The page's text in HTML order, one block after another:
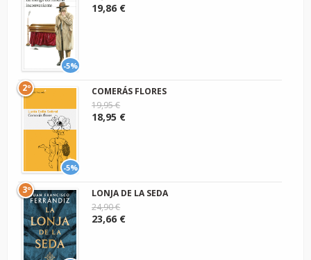
-5%
19,86 €
-5%
2º
COMERÁS FLORES
19,95 €
18,95 €
3º
LONJA DE LA SEDA
24,90 €
23,66 €